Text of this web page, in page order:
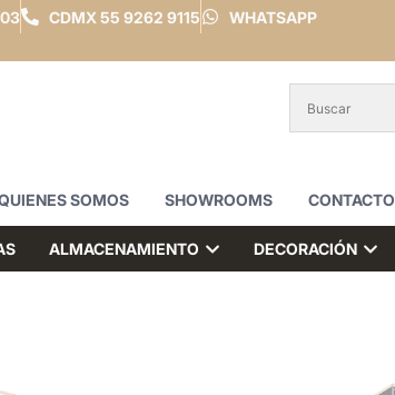
CDMX 55 9262 9115 WHATSAPP
SOMOS SHOWROOMS CONTACTO
ALMACENAMIENTO DECORACIÓN